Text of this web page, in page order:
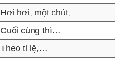
Hơi hơi, một chút,…
Cuối cùng thì…
Theo tỉ lệ,…